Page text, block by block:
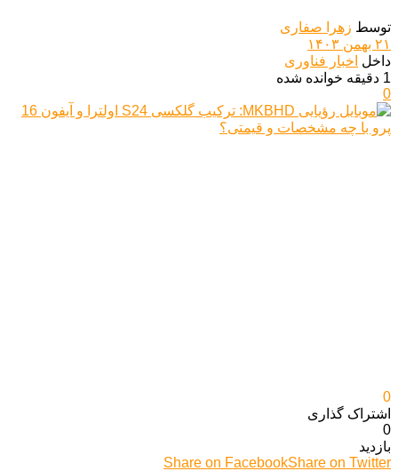
توسط زهرا صفاری
۲۱ بهمن ۱۴۰۳
داخل اخبار فناوری
1 دقیقه خوانده شده
0
0
اشتراک گذاری‌
0
بازدید
Share on FacebookShare on Twitter